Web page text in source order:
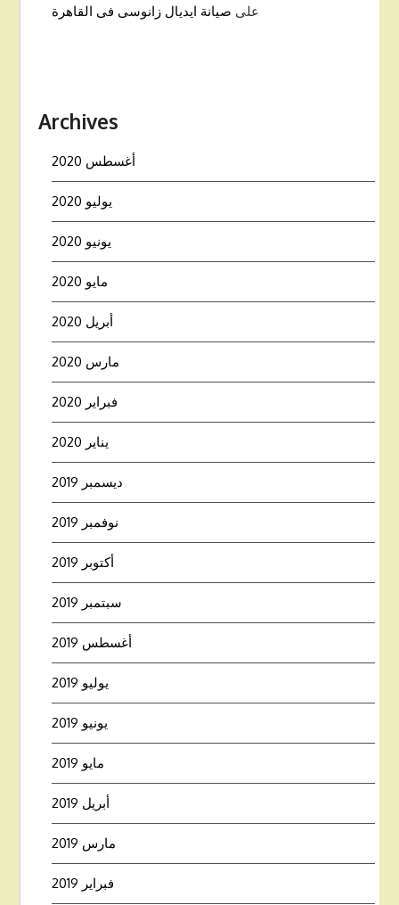
على صيانة ايديال زانوسى فى القاهرة
Archives
أغسطس 2020
يوليو 2020
يونيو 2020
مايو 2020
أبريل 2020
مارس 2020
فبراير 2020
يناير 2020
ديسمبر 2019
نوفمبر 2019
أكتوبر 2019
سبتمبر 2019
أغسطس 2019
يوليو 2019
يونيو 2019
مايو 2019
أبريل 2019
مارس 2019
فبراير 2019